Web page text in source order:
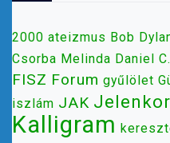
2000 ateizmus Bob
Csorba Melinda Daniel
FISZ Forum gyűlölet
iszlám JAK
Kalligram